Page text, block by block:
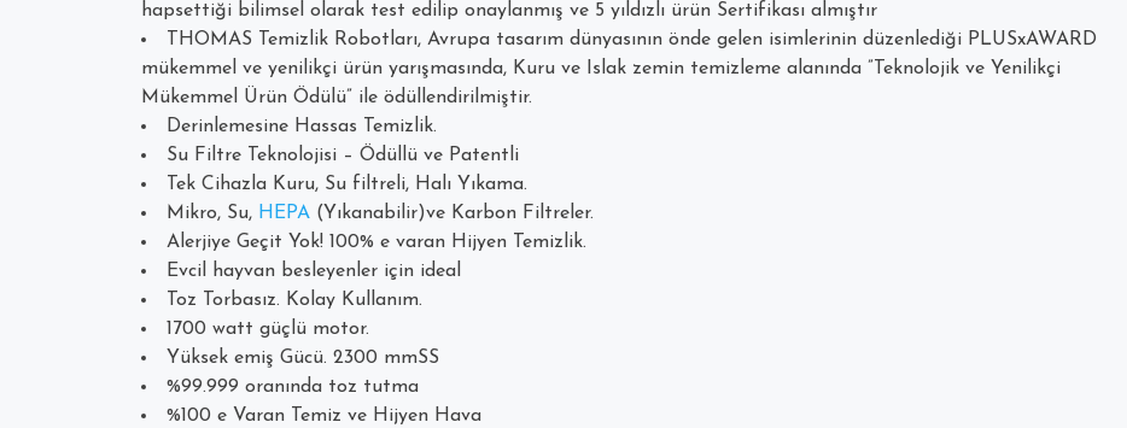
hapsettiği bilimsel olarak test edilip onaylanmış ve 5 yıldızlı ürün Sertifikası almıştır
THOMAS Temizlik Robotları, Avrupa tasarım dünyasının önde gelen isimlerinin düzenlediği PLUSxAWARD
mükemmel ve yenilikçi ürün yarışmasında, Kuru ve Islak zemin temizleme alanında ”Teknolojik ve Yenilikçi
Mükemmel Ürün Ödülü” ile ödüllendirilmiştir.
Derinlemesine Hassas Temizlik.
Su Filtre Teknolojisi – Ödüllü ve Patentli
Tek Cihazla Kuru, Su filtreli, Halı Yıkama.
Mikro, Su, HEPA (Yıkanabilir)ve Karbon Filtreler.
Alerjiye Geçit Yok! 100% e varan Hijyen Temizlik.
Evcil hayvan besleyenler için ideal
Toz Torbasız. Kolay Kullanım.
1700 watt güçlü motor.
Yüksek emiş Gücü. 2300 mmSS
%99.999 oranında toz tutma
%100 e Varan Temiz ve Hijyen Hava